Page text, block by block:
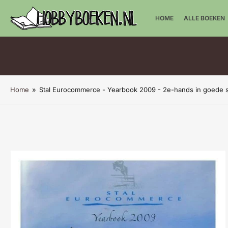
HOME ALLE BOEKEN
Home » Stal Eurocommerce - Yearbook 2009 - 2e-hands in goede